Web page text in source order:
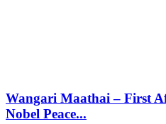
Wangari Maathai – First
Nobel Peace...